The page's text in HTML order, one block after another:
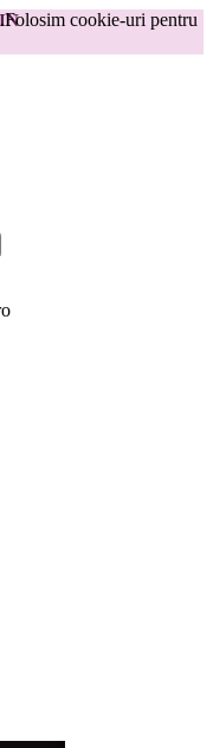
Folosim cookie-uri pentru